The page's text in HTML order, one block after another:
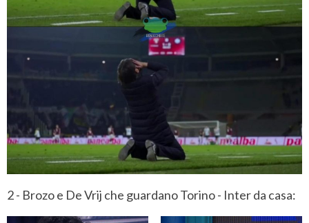
2 - Brozo e De Vrij che guardano Torino - Inter da casa: